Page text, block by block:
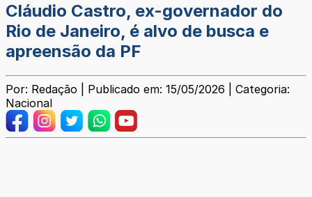
Cláudio Castro, ex-governador do
Rio de Janeiro, é alvo de busca e
apreensão da PF
Por: Redação | Publicado em: 15/05/2026 | Categoria:
Nacional